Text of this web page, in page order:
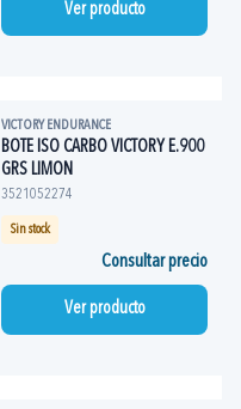
Ver producto
VICTORY ENDURANCE
BOTE ISO CARBO VICTORY E.900
GRS LIMON
3521052274
Sin stock
Consultar precio
Ver producto